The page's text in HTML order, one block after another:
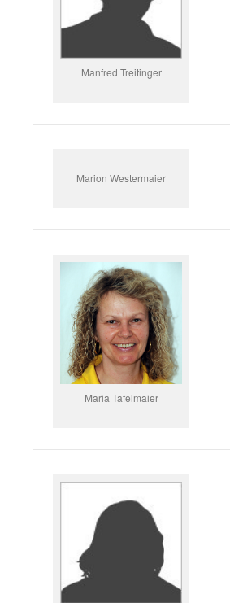
Manfred Treitinger
Marion Westermaier
Maria Tafelmaier